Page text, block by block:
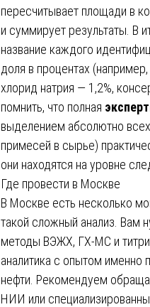
пересчитывает площади в
и суммирует результаты. В
название каждого
доля в процентах
хлорид натрия — 1,2%,
помнить, что полная
выделением абсолютно
примесей в сырье)
они находятся на уровне
Где провести в Москве
В Москве есть несколько
такой сложный анализ. Вам
методы ВЭЖХ, ГХ-МС и
аналитика с опытом
нефти. Рекомендуем
НИИ или